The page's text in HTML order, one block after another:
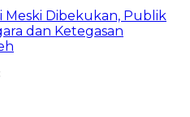
Meski Dibekukan, Publik
dan Ketegasan